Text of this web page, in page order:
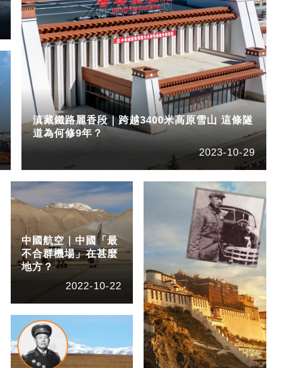
滇藏鐵路麗香段｜跨越3400米高原雪山 這條隧
道為何修9年？
2023-10-29
中國航空｜中國「最
不合群機場」在甚麼
地方？
2022-10-22